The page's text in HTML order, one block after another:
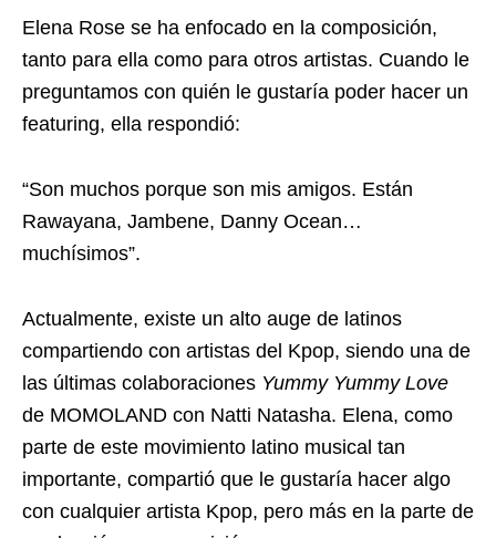
Elena Rose se ha enfocado en la composición,
tanto para ella como para otros artistas. Cuando le
preguntamos con quién le gustaría poder hacer un
featuring, ella respondió:
“Son muchos porque son mis amigos. Están
Rawayana, Jambene, Danny Ocean…
muchísimos”.
Actualmente, existe un alto auge de latinos
compartiendo con artistas del Kpop, siendo una de
las últimas colaboraciones Yummy Yummy Love
de MOMOLAND con Natti Natasha. Elena, como
parte de este movimiento latino musical tan
importante, compartió que le gustaría hacer algo
con cualquier artista Kpop, pero más en la parte de